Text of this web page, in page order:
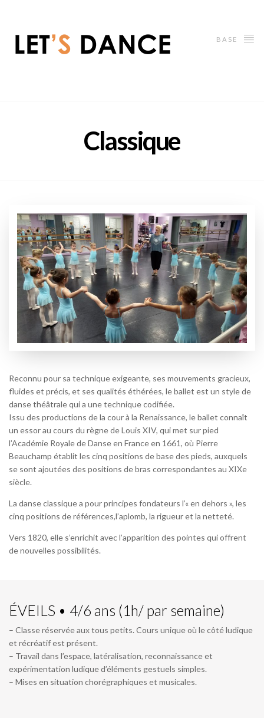
BASE
Classique
Reconnu pour sa technique exigeante, ses mouvements gracieux,
fluides et précis, et ses qualités éthérées, le ballet est un style de
danse théâtrale qui a une technique codifiée.
Issu des productions de la cour à la Renaissance, le ballet connaît
un essor au cours du règne de Louis XIV, qui met sur pied
l’Académie Royale de Danse en France en 1661, où Pierre
Beauchamp établit les cinq positions de base des pieds, auxquels
se sont ajoutées des positions de bras correspondantes au XIXe
siècle.
La danse classique a pour principes fondateurs l’« en dehors », les
cinq positions de références,l’aplomb, la rigueur et la netteté.
Vers 1820, elle s’enrichit avec l’apparition des pointes qui offrent
de nouvelles possibilités.
ÉVEILS • 4/6 ans (1h/ par semaine)
– Classe réservée aux tous petits. Cours unique où le côté ludique
et récréatif est présent.
– Travail dans l’espace, latéralisation, reconnaissance et
expérimentation ludique d’éléments gestuels simples.
– Mises en situation chorégraphiques et musicales.